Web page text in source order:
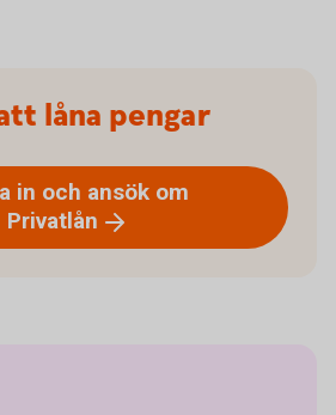
låna pengar
in och ansök om
Privatlån